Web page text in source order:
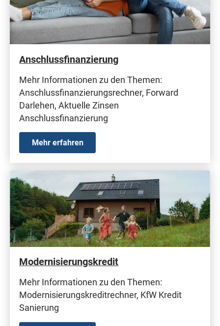
Anschlussfinanzierung
Mehr Informationen zu den Themen:
Anschlussfinanzierungsrechner, Forward
Darlehen, Aktuelle Zinsen
Anschlussfinanzierung
Mehr erfahren
Modernisierungskredit
Mehr Informationen zu den Themen:
Modernisierungskreditrechner, KfW Kredit
Sanierung